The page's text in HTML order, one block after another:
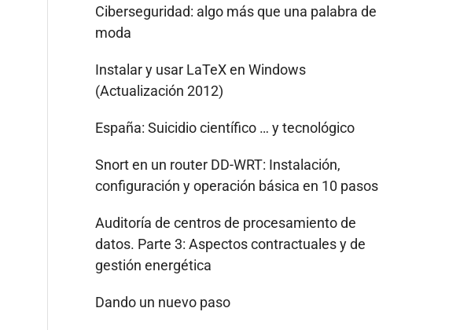
Ciberseguridad: algo más que una palabra de
moda
Instalar y usar LaTeX en Windows
(Actualización 2012)
España: Suicidio científico … y tecnológico
Snort en un router DD-WRT: Instalación,
configuración y operación básica en 10 pasos
Auditoría de centros de procesamiento de
datos. Parte 3: Aspectos contractuales y de
gestión energética
Dando un nuevo paso